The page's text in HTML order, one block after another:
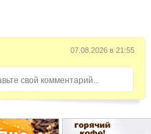
07.08.2026 в 21:55
свой комментарий...